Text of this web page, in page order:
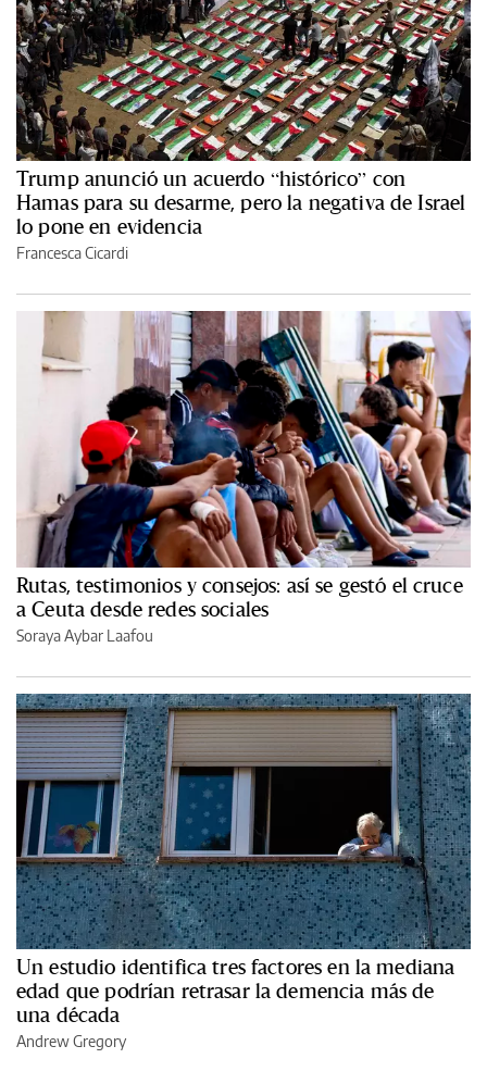
Trump anunció un acuerdo “histórico” con
Hamas para su desarme, pero la negativa de Israel
lo pone en evidencia
Francesca Cicardi
Rutas, testimonios y consejos: así se gestó el cruce
a Ceuta desde redes sociales
Soraya Aybar Laafou
Un estudio identifica tres factores en la mediana
edad que podrían retrasar la demencia más de
una década
Andrew Gregory